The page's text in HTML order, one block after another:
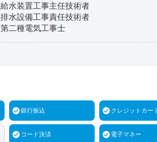
給水装置工事主任技術者
排水設備工事責任技術者
第二種電気工事士
銀行振込 クレジットカー
コード決済 電子マネー